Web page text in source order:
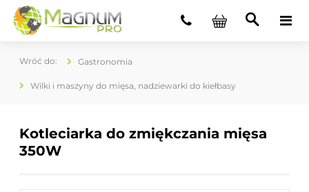
Gastronomia
Wilki i maszyny do mięsa, nadziewarki do kiełbasy
Kotleciarka do zmiękczania mięsa
350W